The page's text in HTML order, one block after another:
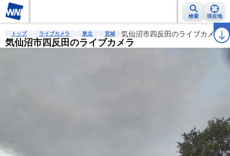
検索 現在地
雨雲レーダー 台風情報 地震情報 警報・注意報 2週間天気 ラ
トップ ライブカメラ 東北 宮城 気仙沼市四反田のライブカメラ
気仙沼市四反田のライブカメラ